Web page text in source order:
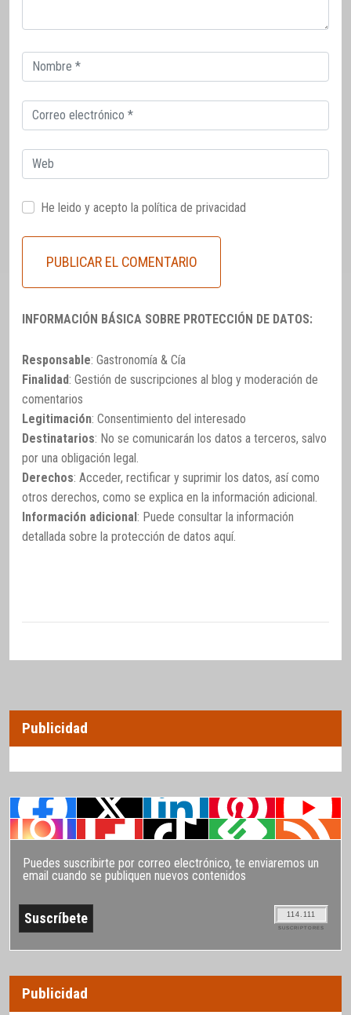
Correo
electrónico
Correo
electrónico
Web
He leido y acepto la política de privacidad
INFORMACIÓN BÁSICA SOBRE PROTECCIÓN DE DATOS:
Responsable: Gastronomía & Cía
Finalidad: Gestión de suscripciones al blog y moderación de
comentarios
Legitimación: Consentimiento del interesado
Destinatarios: No se comunicarán los datos a terceros, salvo
por una obligación legal.
Derechos: Acceder, rectificar y suprimir los datos, así como
otros derechos, como se explica en la información adicional.
Información adicional : Puede consultar la información
detallada sobre la protección de datos aquí.
Publicidad
Puedes suscribirte por correo electrónico, te enviaremos un
email cuando se publiquen nuevos contenidos
114.111
SUSCRIPTORES
Publicidad